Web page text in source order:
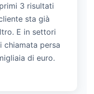
3 risultati
sta già
E in settori
chiamata persa
di euro.